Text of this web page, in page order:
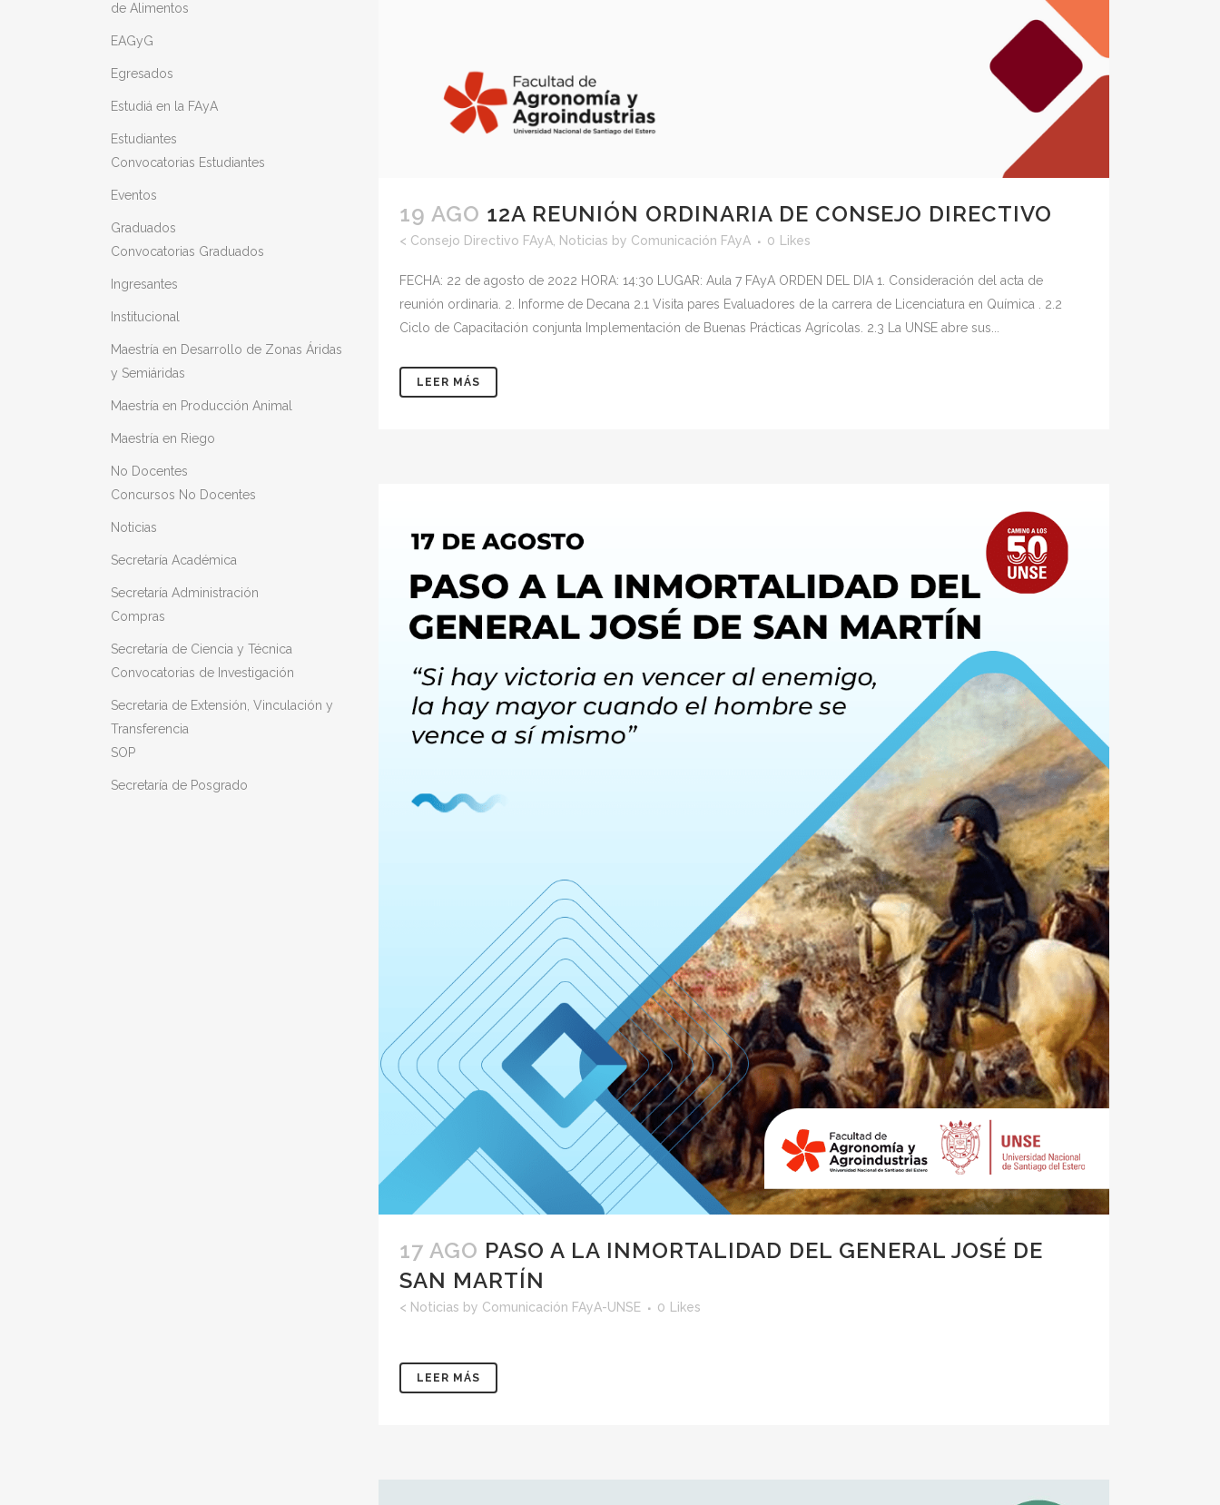
de Alimentos
EAGyG
Egresados
Estudiá en la FAyA
Estudiantes
Convocatorias Estudiantes
Eventos
Graduados
Convocatorias Graduados
Ingresantes
Institucional
Maestría en Desarrollo de Zonas Áridas
y Semiáridas
Maestría en Producción Animal
Maestría en Riego
No Docentes
Concursos No Docentes
Noticias
Secretaría Académica
Secretaría Administración
Compras
Secretaría de Ciencia y Técnica
Convocatorias de Investigación
Secretaria de Extensión, Vinculación y
Transferencia
SOP
Secretaría de Posgrado
19 AGO 12A REUNIÓN ORDINARIA DE CONSEJO DIRECTIVO
< Consejo Directivo FAyA Noticias by Comunicación FAyA 0 Likes
FECHA: 22 de agosto de 2022 HORA: 14:30 LUGAR: Aula 7 FAyA ORDEN DEL DIA 1. Consideración del acta de
reunión ordinaria. 2. Informe de Decana 2.1 Visita pares Evaluadores de la carrera de Licenciatura en Química . 2.2
Ciclo de Capacitación conjunta Implementación de Buenas Prácticas Agrícolas. 2.3 La UNSE abre sus...
LEER MÁS
17 AGO PASO A LA INMORTALIDAD DEL GENERAL JOSÉ DE
SAN MARTÍN
< Noticias by Comunicación FAyA-UNSE 0 Likes
LEER MÁS